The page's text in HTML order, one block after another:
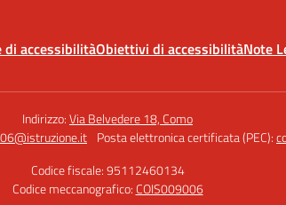
di accessibilitàObiettivi di accessibilitàNote
Indirizzo:Via Belvedere 18, Como
Posta elettronica certificata (PEC):
Codice fiscale: 95112460134
Codice meccanografico: COIS009006